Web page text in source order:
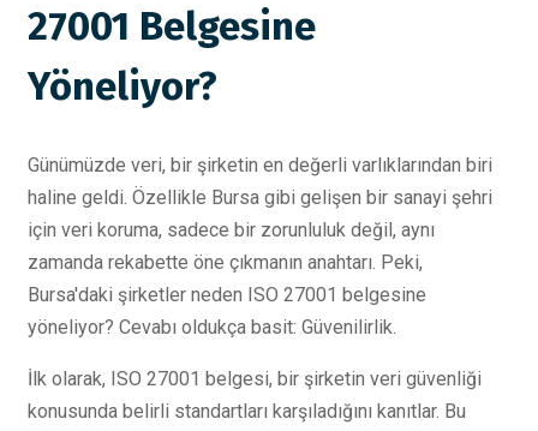
27001 Belgesine
Yöneliyor?
Günümüzde veri, bir şirketin en değerli varlıklarından biri
haline geldi. Özellikle Bursa gibi gelişen bir sanayi şehri
için veri koruma, sadece bir zorunluluk değil, aynı
zamanda rekabette öne çıkmanın anahtarı. Peki,
Bursa'daki şirketler neden ISO 27001 belgesine
yöneliyor? Cevabı oldukça basit: Güvenilirlik.
İlk olarak, ISO 27001 belgesi, bir şirketin veri güvenliği
konusunda belirli standartları karşıladığını kanıtlar. Bu